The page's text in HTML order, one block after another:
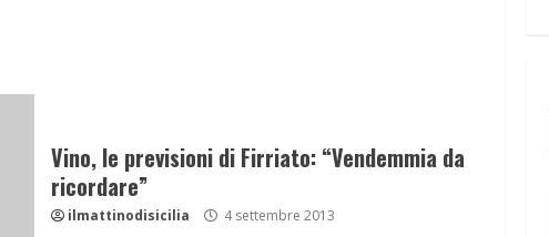
Vino, le previsioni di Firriato: “Vendemmia da
ricordare”
ilmattinodisicilia 4 settembre 2013